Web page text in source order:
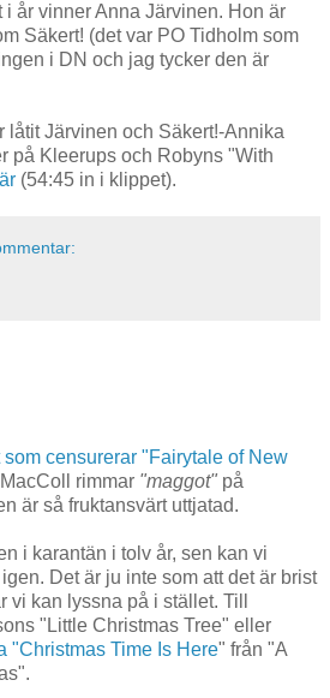
år vinner Anna Järvinen. Hon är
Säkert! (det var PO Tidholm som
i DN och jag tycker den är
låtit Järvinen och Säkert!-Annika
på Kleerups och Robyns "With
(54:45 in i klippet).
som censurerar "Fairytale of New
rimmar "maggot" på
är så fruktansvärt uttjatad.
i karantän i tolv år, sen kan vi
Det är ju inte som att det är brist
kan lyssna på i stället. Till
"Little Christmas Tree" eller
"Christmas Time Is Here" från "A